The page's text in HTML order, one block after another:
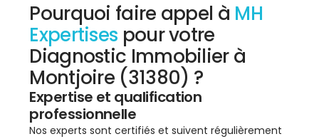
Pourquoi faire appel à MH
Expertises pour votre
Diagnostic Immobilier à
Montjoire (31380) ?
Expertise et qualification
professionnelle
Nos experts sont certifiés et suivent régulièrement